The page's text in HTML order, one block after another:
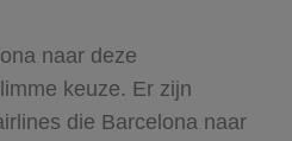
naar deze
keuze. Er zijn
die Barcelona naar